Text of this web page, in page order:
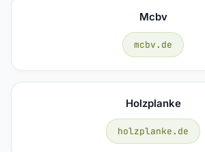
Mcbv
mcbv.de
Holzplanke
holzplanke.de